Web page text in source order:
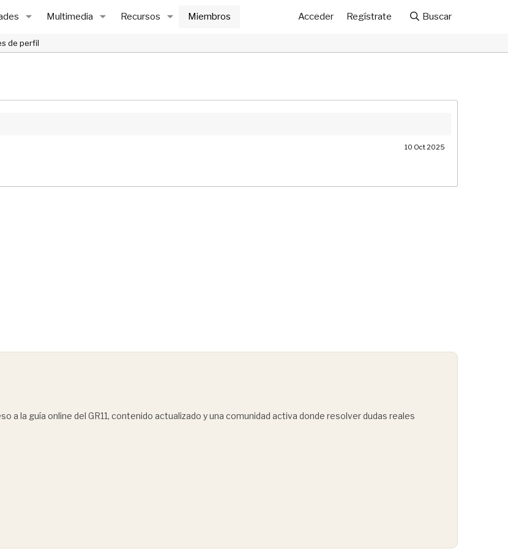
Multimedia Recursos Miembros Acceder Regístrate Buscar
de perfil
10 Oct 2025
a la guía online del GR11, contenido actualizado y una comunidad activa donde resolver dudas reales